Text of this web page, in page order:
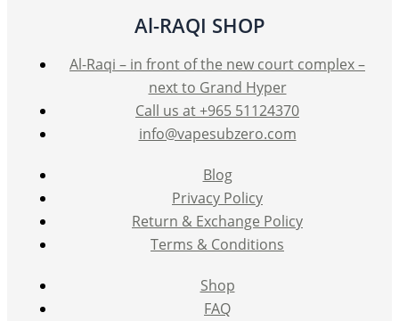
Al-RAQI SHOP
Al-Raqi – in front of the new court complex –
next to Grand Hyper
Call us at +965 51124370
info@vapesubzero.com
Blog
Privacy Policy
Return & Exchange Policy
Terms & Conditions
Shop
FAQ